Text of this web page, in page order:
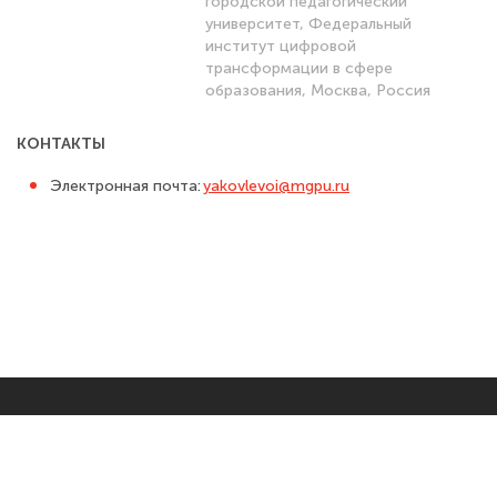
университет, Федеральный
институт цифровой
трансформации в сфере
образования, Москва, Россия
КОНТАКТЫ
Электронная почта:yakovlevoi@mgpu.ru